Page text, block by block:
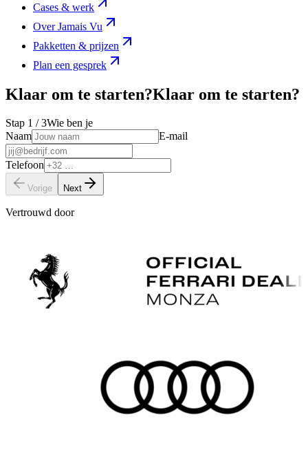
Cases & werk
Over Jamais Vu
Pakketten & prijzen
Plan een gesprek
Klaar om te starten?Klaar om te starten?
Stap 1 / 3Wie ben je
Naam
E-mail
Telefoon
Vorige Next
Vertrouwd door